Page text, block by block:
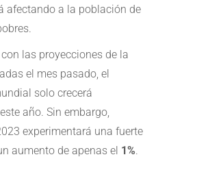
afectando a la población de
las proyecciones de la
el mes pasado, el
solo crecerá
año. Sin embargo,
experimentará una fuerte
aumento de apenas el 1%.